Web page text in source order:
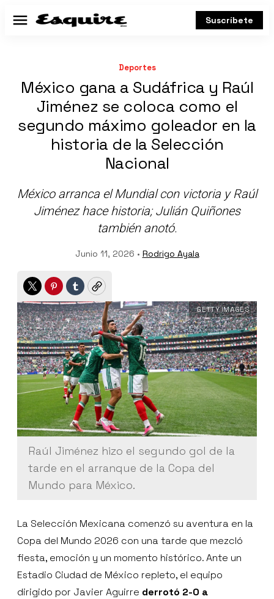
Menú Suscríbete
Deportes
México gana a Sudáfrica y Raúl
Jiménez se coloca como el
segundo máximo goleador en la
historia de la Selección
Nacional
México arranca el Mundial con victoria y Raúl
Jiménez hace historia; Julián Quiñones
también anotó.
Junio 11, 2026 • Rodrigo Ayala
TwitterPinterest
TumblrCopy
Raúl Jiménez hizo el segundo gol de la
tarde en el arranque de la Copa del
Mundo para México.
GETTY IMAGES
La Selección Mexicana comenzó su aventura en la
Copa del Mundo 2026 con una tarde que mezcló
fiesta, emoción y un momento histórico. Ante un
Estadio Ciudad de México repleto, el equipo
dirigido por Javier Aguirre derrotó 2-0 a